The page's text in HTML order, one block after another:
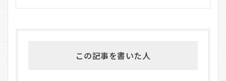
この記事を書いた人